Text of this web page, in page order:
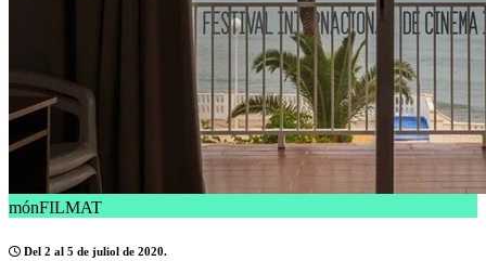
mónFILMAT
Del 2 al 5 de juliol de 2020.